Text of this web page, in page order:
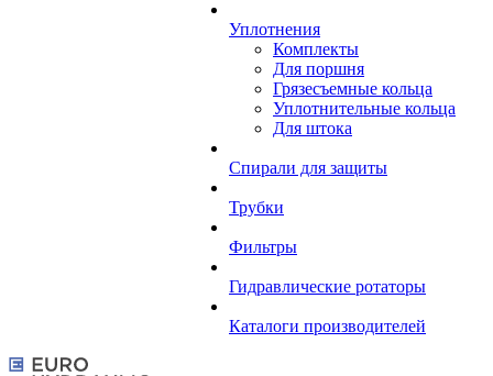
Уплотнения
Комплекты
Для поршня
Грязесъемные кольца
Уплотнительные кольца
Для штока
Спирали для защиты
Трубки
Фильтры
Гидравлические ротаторы
Каталоги производителей